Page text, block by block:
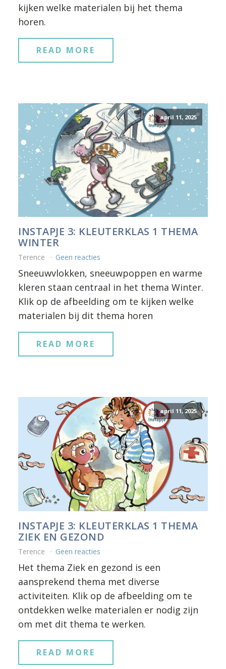
kijken welke materialen bij het thema
horen.
READ MORE
april 11, 2025
INSTAPJE 3: KLEUTERKLAS 1 THEMA
WINTER
Terence Geen reacties
Sneeuwvlokken, sneeuwpoppen en warme
kleren staan centraal in het thema Winter.
Klik op de afbeelding om te kijken welke
materialen bij dit thema horen
READ MORE
april 11, 2025
INSTAPJE 3: KLEUTERKLAS 1 THEMA
ZIEK EN GEZOND
Terence Geen reacties
Het thema Ziek en gezond is een
aansprekend thema met diverse
activiteiten. Klik op de afbeelding om te
ontdekken welke materialen er nodig zijn
om met dit thema te werken.
READ MORE